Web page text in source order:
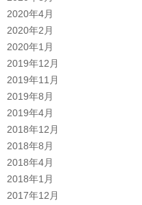
2020年4月
2020年2月
2020年1月
2019年12月
2019年11月
2019年8月
2019年4月
2018年12月
2018年8月
2018年4月
2018年1月
2017年12月